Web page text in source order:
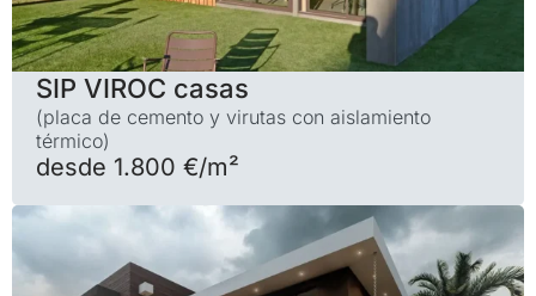
SIP VIROC casas
(placa de cemento y virutas con aislamiento
térmico)
desde 1.800 €/m²